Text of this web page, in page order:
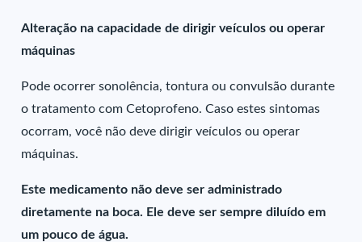
Alteração na capacidade de dirigir veículos ou operar
máquinas
Pode ocorrer sonolência, tontura ou convulsão durante
o tratamento com Cetoprofeno. Caso estes sintomas
ocorram, você não deve dirigir veículos ou operar
máquinas.
Este medicamento não deve ser administrado
diretamente na boca. Ele deve ser sempre diluído em
um pouco de água.